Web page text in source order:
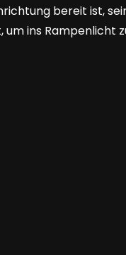
bereit ist,
ins Rampenlicht